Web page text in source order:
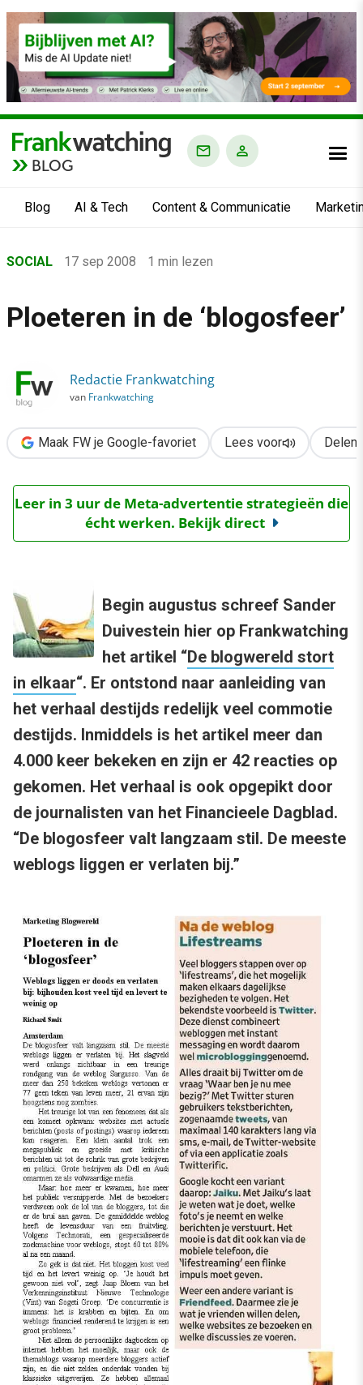
BLOG
Blog AI & Tech Content & Communicatie
›
›
Ploeteren in de ‘blogosfeer’
SOCIAL 17 sep 2008 1 min lezen
Ploeteren in de ‘blogosfeer’
Redactie Frankwatching
van Frankwatching
Maak FW je Google-favoriet Lees voor Delen
Leer in 3 uur de Meta-advertentie strategieën die
écht werken. Bekijk direct
Begin augustus schreef Sander
Duivestein hier op Frankwatching
het artikel “De blogwereld stort
in elkaar“. Er ontstond naar aanleiding van
het verhaal destijds redelijk veel commotie
destijds. Inmiddels is het artikel meer dan
4.000 keer bekeken en zijn er 42 reacties op
gekomen. Het verhaal is ook opgepikt door
de journalisten van het Financieele Dagblad.
“De blogosfeer valt langzaam stil. De meeste
weblogs liggen er verlaten bij.”